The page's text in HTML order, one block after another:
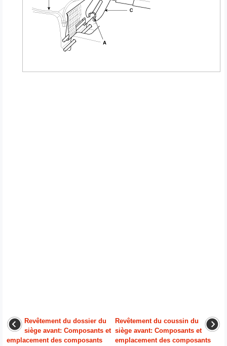
Revêtement du dossier du
siège avant: Composants et
emplacement des composants
Revêtement du coussin du
siège avant: Composants et
emplacement des composants